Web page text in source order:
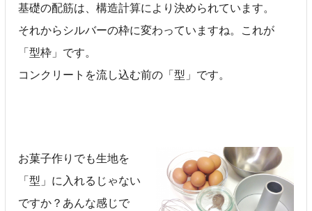
基礎の配筋は、構造計算により決められています。
それからシルバーの枠に変わっていますね。これが
「型枠」です。
コンクリートを流し込む前の「型」です。
お菓子作りでも生地を
「型」に入れるじゃない
ですか？あんな感じで